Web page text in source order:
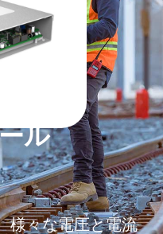
ル
様々な電圧と電流